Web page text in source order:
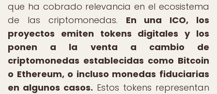
que ha cobrado relevancia en el ecosistema
de las criptomonedas. En una ICO, los
proyectos emiten tokens digitales y los
ponen a la venta a cambio de
criptomonedas establecidas como Bitcoin
o Ethereum, o incluso monedas fiduciarias
en algunos casos. Estos tokens representan